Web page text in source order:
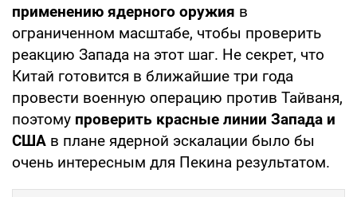
применению ядерного оружия в
ограниченном масштабе, чтобы проверить
реакцию Запада на этот шаг. Не секрет, что
Китай готовится в ближайшие три года
провести военную операцию против Тайваня,
поэтому проверить красные линии Запада и
США в плане ядерной эскалации было бы
очень интересным для Пекина результатом.